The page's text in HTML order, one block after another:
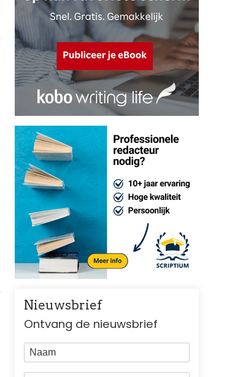
Nieuwsbrief
Ontvang de nieuwsbrief
Naam